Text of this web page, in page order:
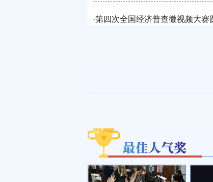
·第四次全国经济普查微视频大赛